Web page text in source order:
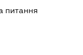
питання